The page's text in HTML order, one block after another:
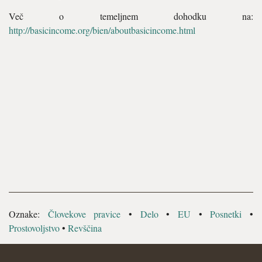
Več o temeljnem dohodku na:
http://basicincome.org/bien/aboutbasicincome.html
Oznake: Človekove pravice • Delo•EU •Posnetki •
Prostovoljstvo• Revščina